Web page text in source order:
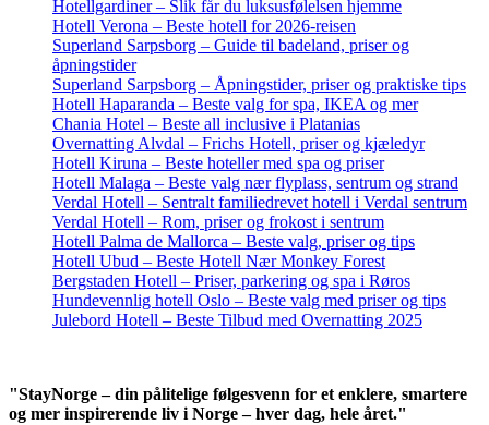
Hotellgardiner – Slik får du luksusfølelsen hjemme
Hotell Verona – Beste hotell for 2026-reisen
Superland Sarpsborg – Guide til badeland, priser og
åpningstider
Superland Sarpsborg – Åpningstider, priser og praktiske tips
Hotell Haparanda – Beste valg for spa, IKEA og mer
Chania Hotel – Beste all inclusive i Platanias
Overnatting Alvdal – Frichs Hotell, priser og kjæledyr
Hotell Kiruna – Beste hoteller med spa og priser
Hotell Malaga – Beste valg nær flyplass, sentrum og strand
Verdal Hotell – Sentralt familiedrevet hotell i Verdal sentrum
Verdal Hotell – Rom, priser og frokost i sentrum
Hotell Palma de Mallorca – Beste valg, priser og tips
Hotell Ubud – Beste Hotell Nær Monkey Forest
Bergstaden Hotell – Priser, parkering og spa i Røros
Hundevennlig hotell Oslo – Beste valg med priser og tips
Julebord Hotell – Beste Tilbud med Overnatting 2025
"StayNorge – din pålitelige følgesvenn for et enklere, smartere
og mer inspirerende liv i Norge – hver dag, hele året."